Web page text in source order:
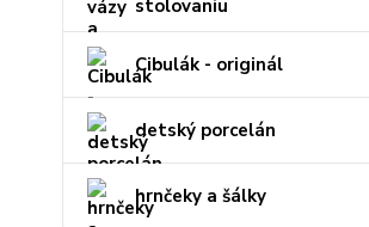
stolovaniu
Cibulák - originál
detský porcelán
hrnčeky a šálky